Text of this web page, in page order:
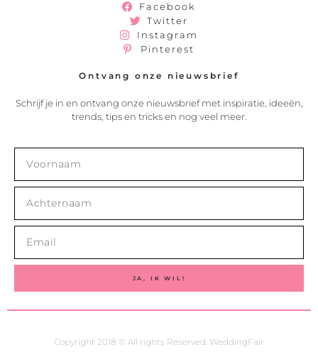
Facebook
Twitter
Instagram
Pinterest
Ontvang onze nieuwsbrief
Schrijf je in en ontvang onze nieuwsbrief met inspiratie, ideeën,
trends, tips en tricks en nog veel meer.
JA, IK WIL!
Copyright 2018 © All rights Reserved. WeddingFair